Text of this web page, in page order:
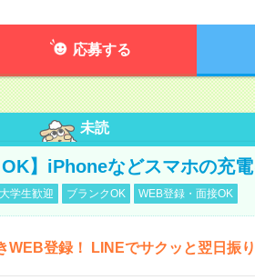
応募する
未読
】iPhoneなどスマホの充電
大学生歓迎 ブランクOK WEB登録・面接OK
WEB登録！ LINEでサクッと翌日振り